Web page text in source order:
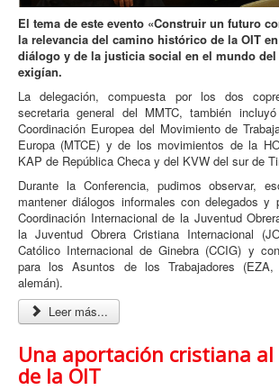
El tema de este evento «Construir un futuro
la relevancia del camino histórico de la OIT
diálogo y de la justicia social en el mundo
exigían.
La delegación, compuesta por los dos
secretaria general del MMTC, también
Coordinación Europea del Movimiento de
Europa (MTCE) y de los movimientos de la
KAP de República Checa y del KVW del sur de
Durante la Conferencia, pudimos observar,
mantener diálogos informales con delegados y
Coordinación Internacional de la Juventud
la Juventud Obrera Cristiana Internacional
Católico Internacional de Ginebra (CCIG) y
para los Asuntos de los Trabajadores
alemán).
Leer más...
Una aportación cristiana
de la OIT